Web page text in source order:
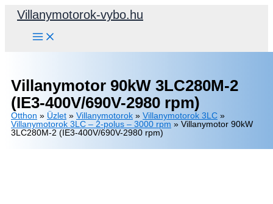
SkipVillanymotorok-vybo.hu
Villanymotor 90kW 3LC280M-2
(IE3-400V/690V-2980 rpm)
Otthon » Üzlet » Villanymotorok » Villanymotorok 3LC »
Villanymotorok 3LC – 2-polus – 3000 rpm » Villanymotor 90kW
3LC280M-2 (IE3-400V/690V-2980 rpm)